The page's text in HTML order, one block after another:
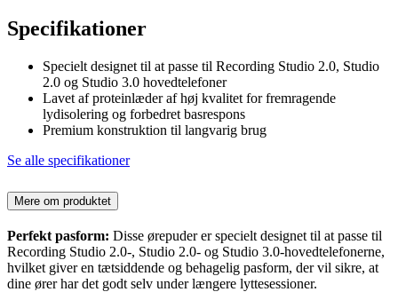
Specifikationer
Specielt designet til at passe til Recording Studio 2.0, Studio
2.0 og Studio 3.0 hovedtelefoner
Lavet af proteinlæder af høj kvalitet for fremragende
lydisolering og forbedret basrespons
Premium konstruktion til langvarig brug
Se alle specifikationer
Mere om produktet
Perfekt pasform: Disse ørepuder er specielt designet til at passe til
Recording Studio 2.0-, Studio 2.0- og Studio 3.0-hovedtelefonerne,
hvilket giver en tætsiddende og behagelig pasform, der vil sikre, at
dine ører har det godt selv under længere lyttesessioner.